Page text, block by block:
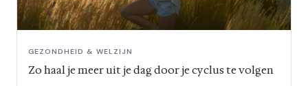
GEZONDHEID & WELZIJN
Zo haal je meer uit je dag door je cyclus te volgen